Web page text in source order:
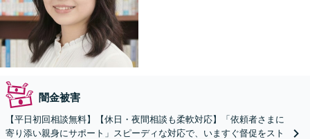
闇金被害
【平日初回相談無料】【休日・夜間相談も柔軟対応】「依頼者さまに
寄り添い親身にサポート」スピーディな対応で、いますぐ督促をスト